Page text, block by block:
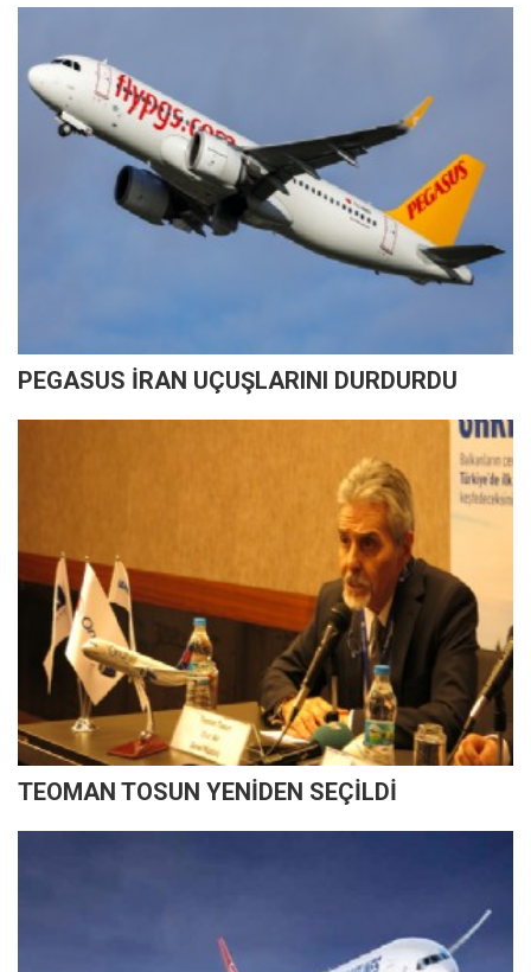
PEGASUS İRAN UÇUŞLARINI DURDURDU
TEOMAN TOSUN YENİDEN SEÇİLDİ